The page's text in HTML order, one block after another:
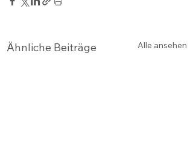
Ähnliche Beiträge Alle ansehen